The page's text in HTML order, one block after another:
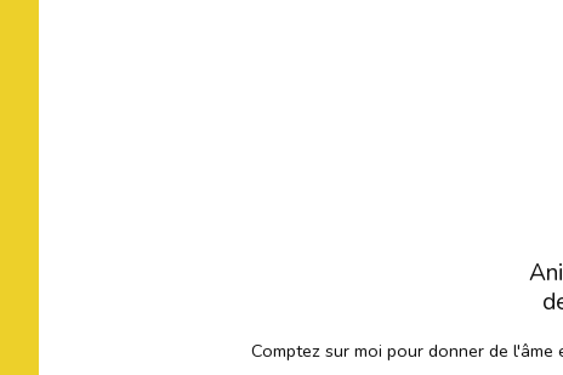
Comptez sur moi pour donner de